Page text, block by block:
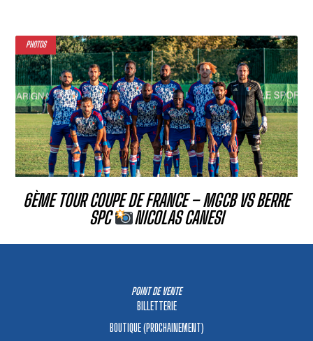
PHOTOS
6ÈME TOUR COUPE DE FRANCE – MGCB VS BERRE
SPC
NICOLAS CANESI
POINT DE VENTE
BILLETTERIE
BOUTIQUE (PROCHAINEMENT)